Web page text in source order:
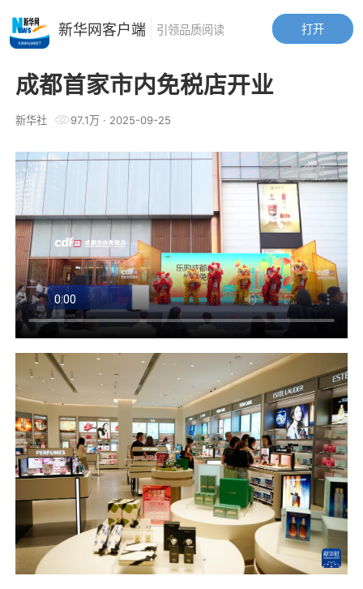
成都首家市内免税店开业
新华社 97.1万· 2025-09-25
打开
新华网客户端 引领品质阅读